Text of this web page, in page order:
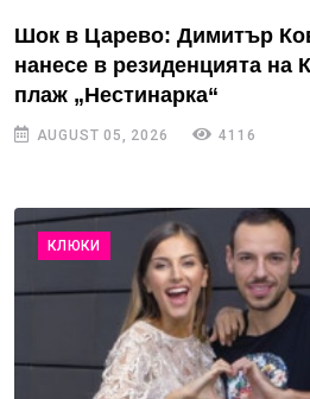
Шок в Царево: Димитър
нанесе в резиденцията на
плаж „Нестинарка“
AUGUST 05, 2026 4116
КЛЮКИ